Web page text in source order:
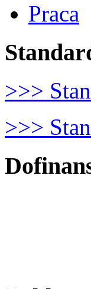
Praca
>>>
>>>